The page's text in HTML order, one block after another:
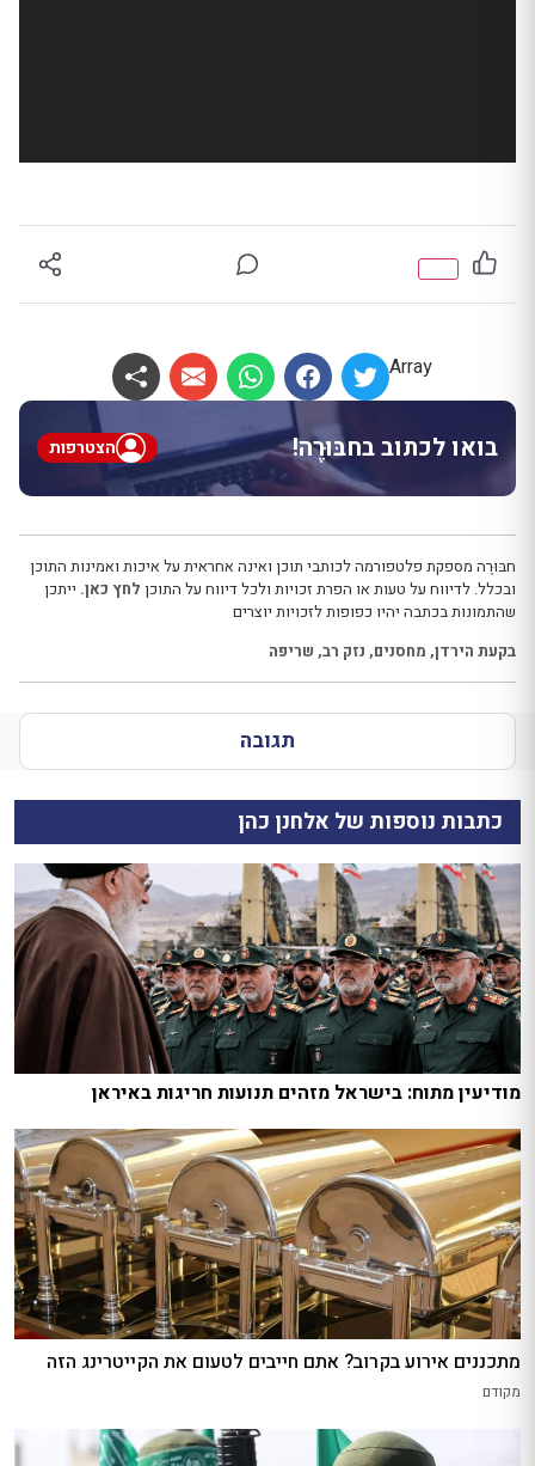
Array
בואו לכתוב בחבּוּרֶה! הצטרפות
חבּוּרֶה מספקת פלטפורמה לכותבי תוכן ואינה אחראית על איכות ואמינות התוכן
ובכלל. לדיווח על טעות או הפרת זכויות ולכל דיווח על התוכן לחץ כאן. ייתכן
שהתמונות בכתבה יהיו כפופות לזכויות יוצרים
בקעת הירדן, מחסנים, נזק רב, שריפה
תגובה
כתבות נוספות של אלחנן כהן
מודיעין מתוח: בישראל מזהים תנועות חריגות באיראן
מתכננים אירוע בקרוב? אתם חייבים לטעום את הקייטרינג הזה
מקודם